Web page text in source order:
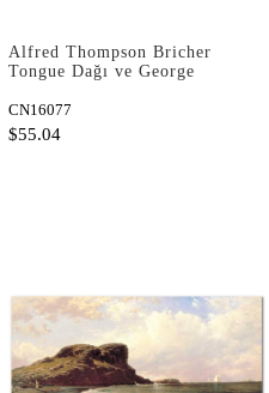
Alfred Thompson Bricher
Tongue Dağı ve George
CN16077
$55.04